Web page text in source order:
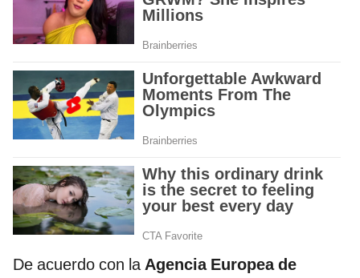
De acuerdo con laAgencia Europea de